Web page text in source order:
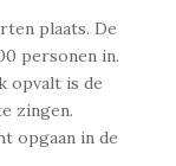
plaats. De
personen in.
opvalt is de
zingen.
opgaan in de